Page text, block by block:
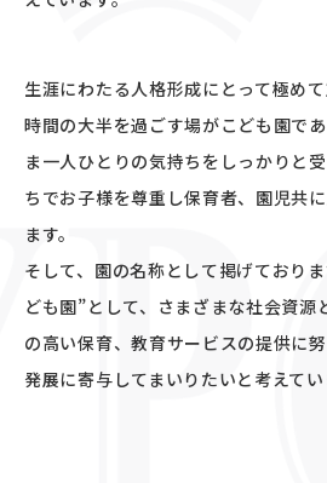
生涯にわたる人格形成にとって極め
時間の大半を過ごす場がこども園で
ま一人ひとりの気持ちをしっかりと
ちでお子様を尊重し保育者、園児共
ます。
そして、園の名称として掲げており
ども園”として、さまざまな社会資源
の高い保育、教育サービスの提供に
発展に寄与してまいりたいと考えてい